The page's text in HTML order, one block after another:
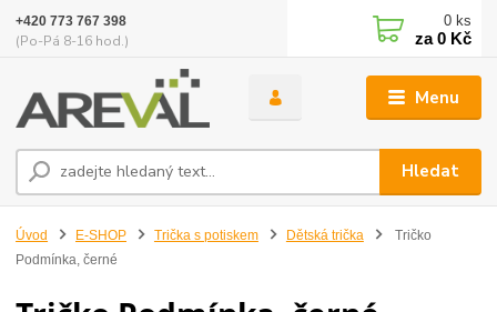
Menu
Hledat
+420 773 767 398
(Po-Pá 8-16 hod.)
0 ks
za0 Kč
Úvod E-SHOP Trička s potiskem Dětská trička
Tričko
Podmínka, černé